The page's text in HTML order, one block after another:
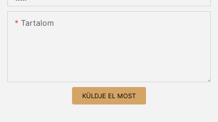
Tartalom
KÜLDJE EL MOST